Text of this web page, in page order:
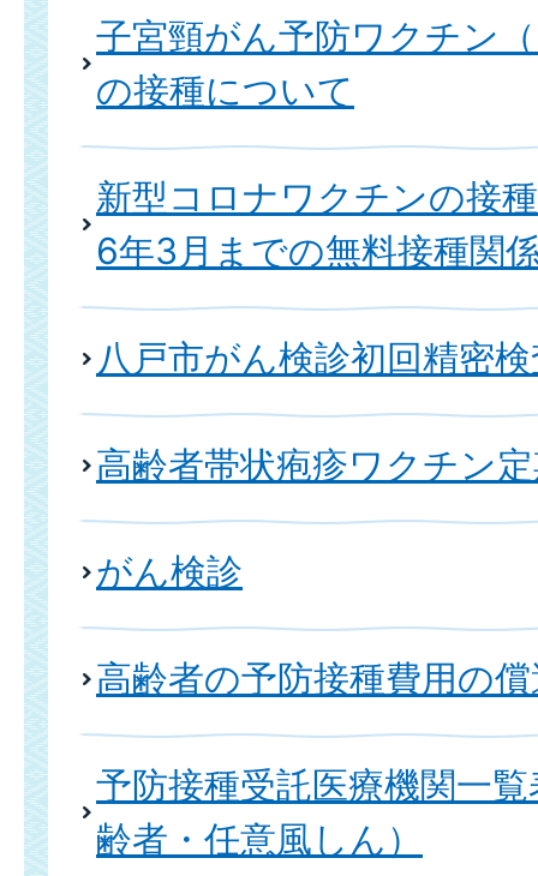
子宮頸がん予防ワクチン
の接種について
新型コロナワクチンの接
6年3月までの無料接種関
八戸市がん検診初回精密
高齢者帯状疱疹ワクチン
がん検診
高齢者の予防接種費用の
予防接種受託医療機関一
齢者・任意風しん）